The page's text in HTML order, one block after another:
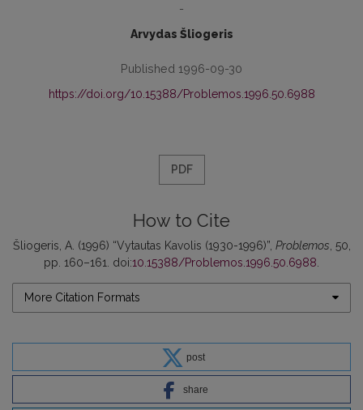
-
Arvydas Šliogeris
Published 1996-09-30
https://doi.org/10.15388/Problemos.1996.50.6988
PDF
How to Cite
Šliogeris, A. (1996) “Vytautas Kavolis (1930-1996)”, Problemos , 50,
pp. 160–161. doi:10.15388/Problemos.1996.50.6988
More Citation Formats
post
share